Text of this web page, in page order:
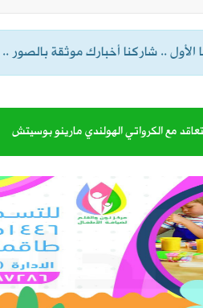
.. شاركنا أخبارك موثقة بالصور ..
مع الكرواتي الهولندي مارينو بوسيتش
البحري الركن عبدالله الشهري قائدًا للتحالف
المملكة بنسبة 40%
برنامجهم الإعدادي في معسكر إسبانيا